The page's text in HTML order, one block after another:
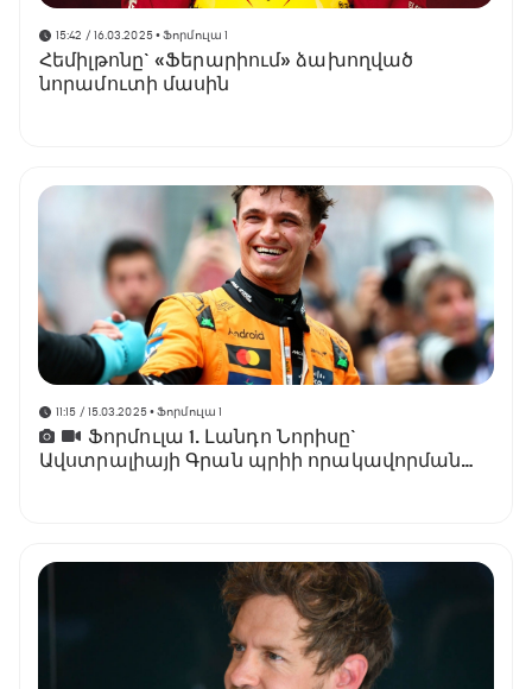
15:42 / 16.03.2025• Ֆորմուլա 1
Հեմիլթոնը` «Ֆերարիում» ձախողված
նորամուտի մասին
11:15 / 15.03.2025• Ֆորմուլա 1
Ֆորմուլա 1. Լանդո Նորիսը`
Ավստրալիայի Գրան պրիի որակավորման